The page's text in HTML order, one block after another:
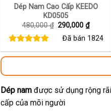
Dép Nam Cao Cấp KEEDO
KD0505
480,000₫ Giá
là:
290,000₫Giá
hiện
tại
Đã bán 1824
Dép namđược sử dụng rộng rãi
cấp của mõi người